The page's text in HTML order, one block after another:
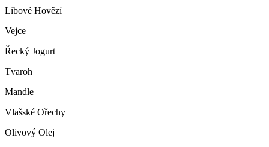
Libové Hovězí
Vejce
Řecký Jogurt
Tvaroh
Mandle
Vlašské Ořechy
Olivový Olej